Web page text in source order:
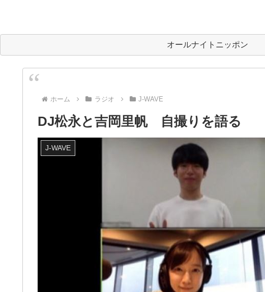
オールナイトニッポン
ホーム ラジオ J-WAVE
DJ松永と吉岡里帆 自撮りを語る
J-WAVE